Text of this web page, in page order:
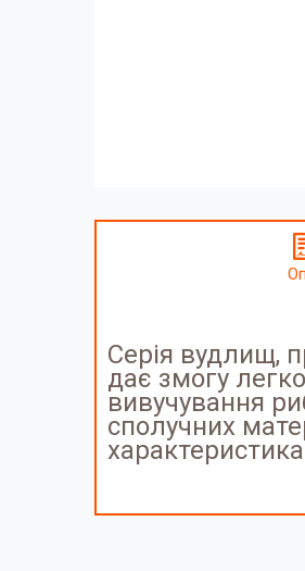
Серія вудлищ,
дає змогу
вивучування
сполучних